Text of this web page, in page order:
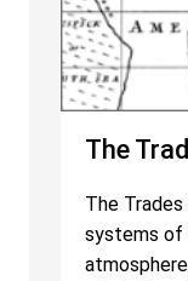
The
The
systems of